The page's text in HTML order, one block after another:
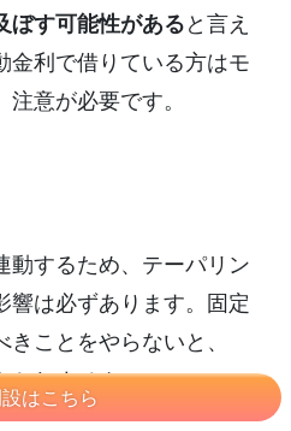
はこちら
ぼす可能性があると言え
金利で借りている方はモ
意が必要です。
動するため、テーパリン
響は必ずあります。固定
ことをやらないと、
かねません。